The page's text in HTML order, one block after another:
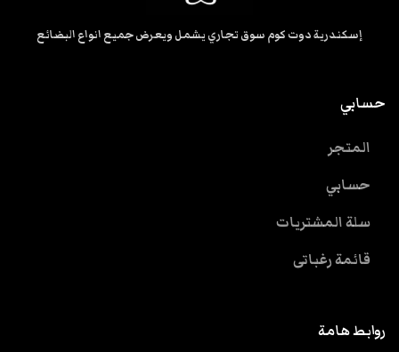
إسكندرية دوت كوم سوق تجاري يشمل ويعرض جميع انواع البضائع
حسابي
المتجر
حسابي
سلة المشتريات
قائمة رغباتى
روابط هامة